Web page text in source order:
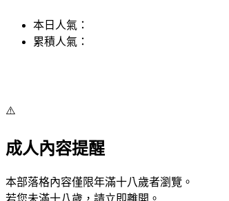
本日人氣：
累積人氣：
⚠️
成人內容提醒
本部落格內容僅限年滿十八歲者瀏覽。
若您未滿十八歲，請立即離開。